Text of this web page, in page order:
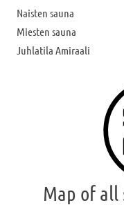
Naisten sauna
Miesten sauna
Juhlatila Amiraali
Map of all